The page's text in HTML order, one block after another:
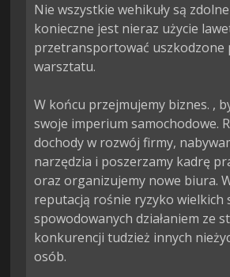
Nie wszystkie wehikuły są
konieczne jest nieraz użycie
przetransportować uszkodzone
warsztatu.
W końcu przejmujemy biznes. ,
swoje imperium samochodowe.
dochody w rozwój firmy,
narzędzia i poszerzamy kadrę
oraz organizujemy nowe biura.
reputacją rośnie ryzyko wielkich
spowodowanych działaniem ze
konkurencji tudzież innych
osób.